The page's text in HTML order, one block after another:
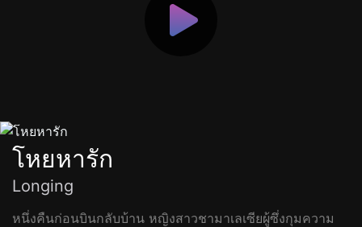
โหยหารัก
Longing
หนึ่งคืนก่อนบินกลับบ้าน หญิงสาวชามาเลเซียผู้ซึ่งกุมความ